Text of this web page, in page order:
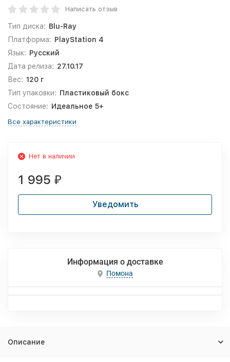
Написать отзыв
Тип диска: Blu-Ray
Платформа: PlayStation 4
Язык: Русский
Дата релиза: 27.10.17
Вес: 120 г
Тип упаковки: Пластиковый бокс
Состояние: Идеальное 5+
Все характеристики
Нет в наличии
1 995 ₽
Уведомить
Информация о доставке
Помона
Описание